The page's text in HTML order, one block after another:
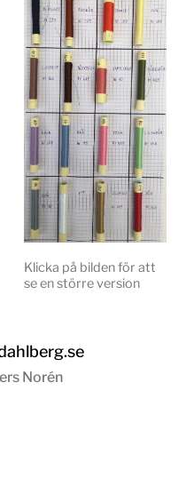
Klicka på bilden för att
se en större version
Norén